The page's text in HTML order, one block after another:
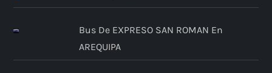
Bus De EXPRESO SAN ROMAN En
AREQUIPA